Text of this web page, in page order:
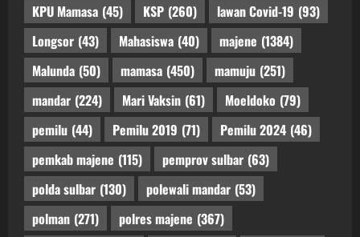
KPU Mamasa (45) KSP (260) lawan Covid-19 (93)
Longsor (43) Mahasiswa (40) majene (1384)
Malunda (50) mamasa (450) mamuju (251)
mandar (224) Mari Vaksin (61) Moeldoko (79)
pemilu (44) Pemilu 2019 (71) Pemilu 2024 (46)
pemkab majene (115) pemprov sulbar (63)
polda sulbar (130) polewali mandar (53)
polman (271) polres majene (367)